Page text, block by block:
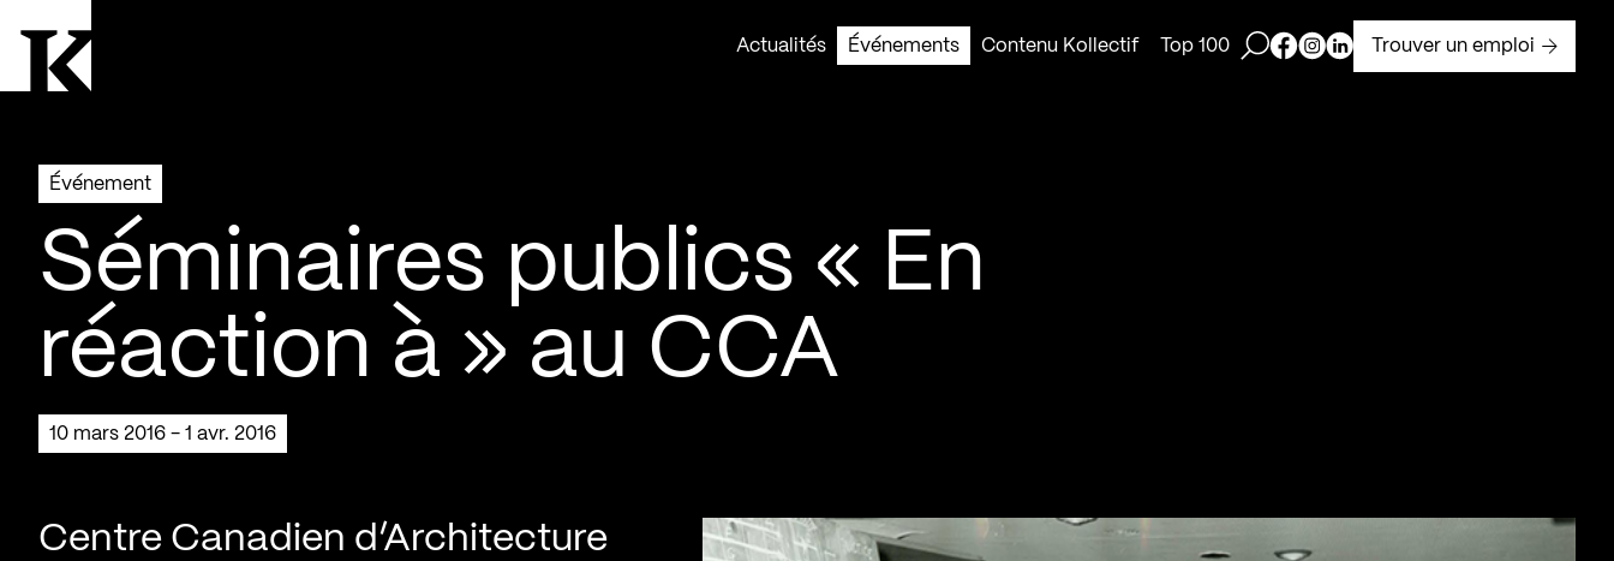
Actualités
Événements Contenu Kollectif Top 100 Ouvrir la barre de recherche
Page Facebook de Kollectif
Page Instagram de Kollectif
Page Linkedin de Kollectif
Trouver un emploi
Événement
Séminaires publics « En
réaction à » au CCA
10 mars 2016 - 1 avr. 2016
Centre Canadien d’Architecture